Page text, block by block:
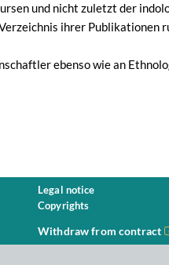
und nicht zuletzt der
ihrer Publikationen
ebenso wie an
Legal notice
Copyrights
Withdraw from contract